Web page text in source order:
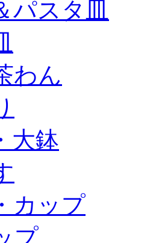
パスタ皿
わん
大鉢
カップ
プ